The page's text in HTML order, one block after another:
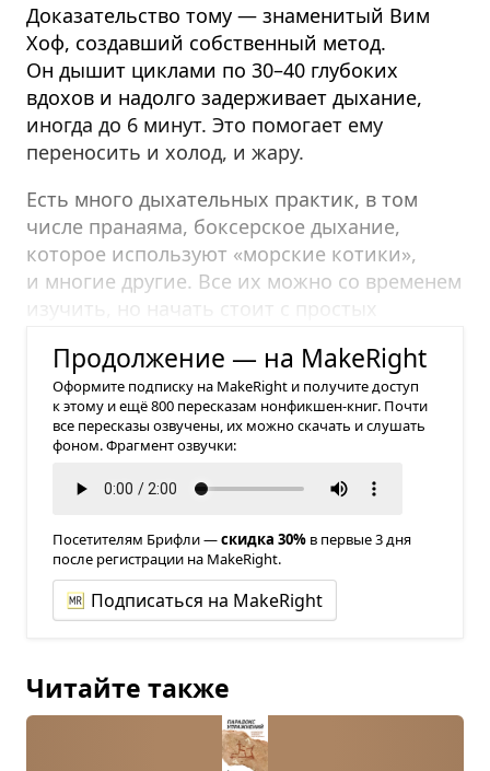
Доказательство тому — знаменитый Вим
Хоф, создавший собственный метод.
Он дышит циклами по 30–40 глубоких
вдохов и надолго задерживает дыхание,
иногда до 6 минут. Это помогает ему
переносить и холод, и жару.
Есть много дыхательных практик, в том
числе пранаяма, боксерское дыхание,
которое используют «морские котики»,
и многие другие. Все их можно со временем
изучить, но начать стоит с простых
Продолжение — на MakeRight
Оформите подписку на MakeRight и получите доступ
к этому и ещё 800 пересказам нонфикшен-книг. Почти
все пересказы озвучены, их можно скачать и слушать
фоном. Фрагмент озвучки:
Посетителям Брифли —скидка 30% в первые 3 дня
после регистрации на MakeRight.
Подписаться на MakeRight
Читайте также